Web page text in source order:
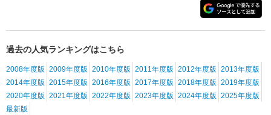
過去の人気ランキングはこちら
2008年度版 2009年度版 2010年度版 2011年度版 2012年度版 2013年度版
2014年度版 2015年度版 2016年度版 2017年度版 2018年度版 2019年度版
2020年度版 2021年度版 2022年度版 2023年度版 2024年度版 2025年度版
最新版